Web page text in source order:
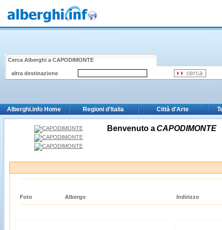
Cerca Alberghi a CAPODIMONTE
altra destinazione
Alberghi.info Home Regioni d'Italia Città d'Arte
Benvenuto a CAPODIMONTE
Foto Albergo Indirizzo